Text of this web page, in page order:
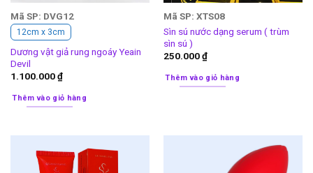
Mã SP: DVG12
12cm x 3cm
Dương vật giả rung ngoáy Yeain
Devil
1.100.000₫
Thêm vào giỏ hàng
Mã SP: XTS08
Sìn sú nước dạng serum ( trùm
sìn sú )
250.000₫
Thêm vào giỏ hàng